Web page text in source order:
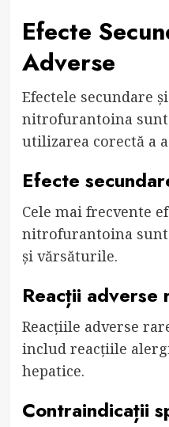
Efecte
Adverse
Efectele secundare
nitrofurantoina
utilizarea corectă a
Efecte
Cele mai frecvente
nitrofurantoina sunt
și vărsăturile.
Reacții adverse
Reacțiile adverse
includ reacțiile
hepatice.
Contraindicații